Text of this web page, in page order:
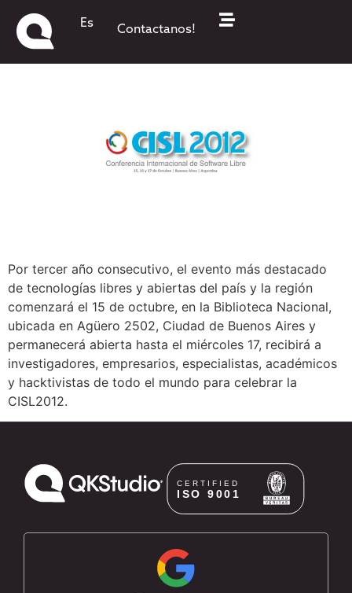
Es Contactanos!
Se viene CISL2012
Por tercer año consecutivo, el evento más destacado
de tecnologías libres y abiertas del país y la región
comenzará el 15 de octubre, en la Biblioteca Nacional,
ubicada en Agüero 2502, Ciudad de Buenos Aires y
permanecerá abierta hasta el miércoles 17, recibirá a
investigadores, empresarios, especialistas, académicos
y hacktivistas de todo el mundo para celebrar la
CISL2012.